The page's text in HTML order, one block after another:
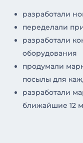
разработали
переделали
разработали
оборудования
продумали
посылы для
разработали
ближайшие 12